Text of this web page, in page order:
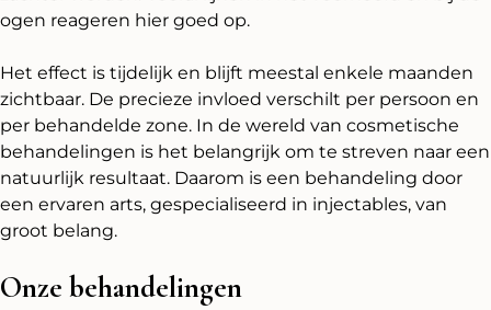
ogen reageren hier goed op.
Het effect is tijdelijk en blijft meestal enkele maanden
zichtbaar. De precieze invloed verschilt per persoon en
per behandelde zone. In de wereld van cosmetische
behandelingen is het belangrijk om te streven naar een
natuurlijk resultaat. Daarom is een behandeling door
een ervaren arts, gespecialiseerd in injectables, van
groot belang.
Onze behandelingen